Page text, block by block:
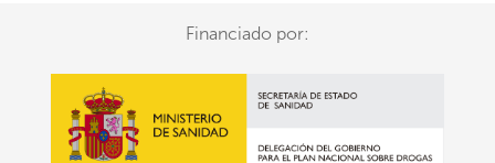
Financiado por: